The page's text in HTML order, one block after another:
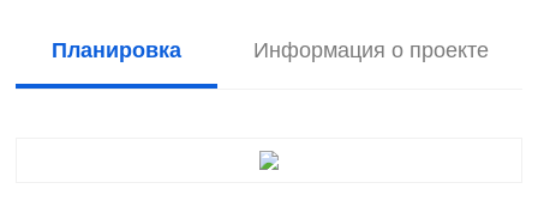
Планировка Информация о проекте